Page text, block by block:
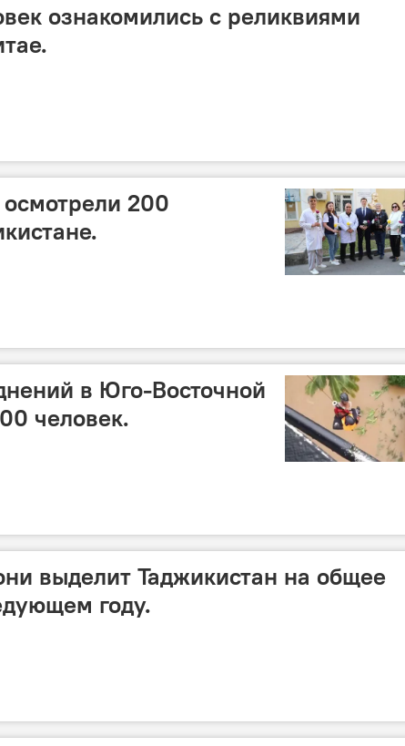
ознакомились с реликвиями
200
в Юго-Восточной
человек.
выделит Таджикистан на общее
году.